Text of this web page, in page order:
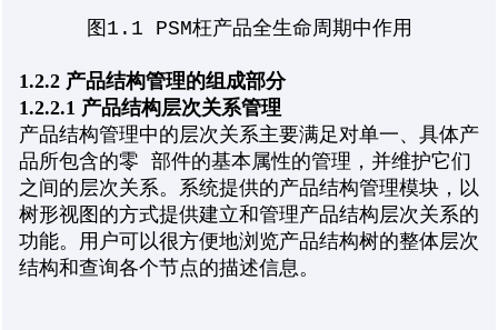
图1.1 PSM枉产品全生命周期中作用
1.2.2 产品结构管理的组成部分
1.2.2.1 产品结构层次关系管理
产品结构管理中的层次关系主要满足对单一、具体产
品所包含的零 部件的基本属性的管理，并维护它们
之间的层次关系。系统提供的产品结构管理模块，以
树形视图的方式提供建立和管理产品结构层次关系的
功能。用户可以很方便地浏览产品结构树的整体层次
结构和查询各个节点的描述信息。